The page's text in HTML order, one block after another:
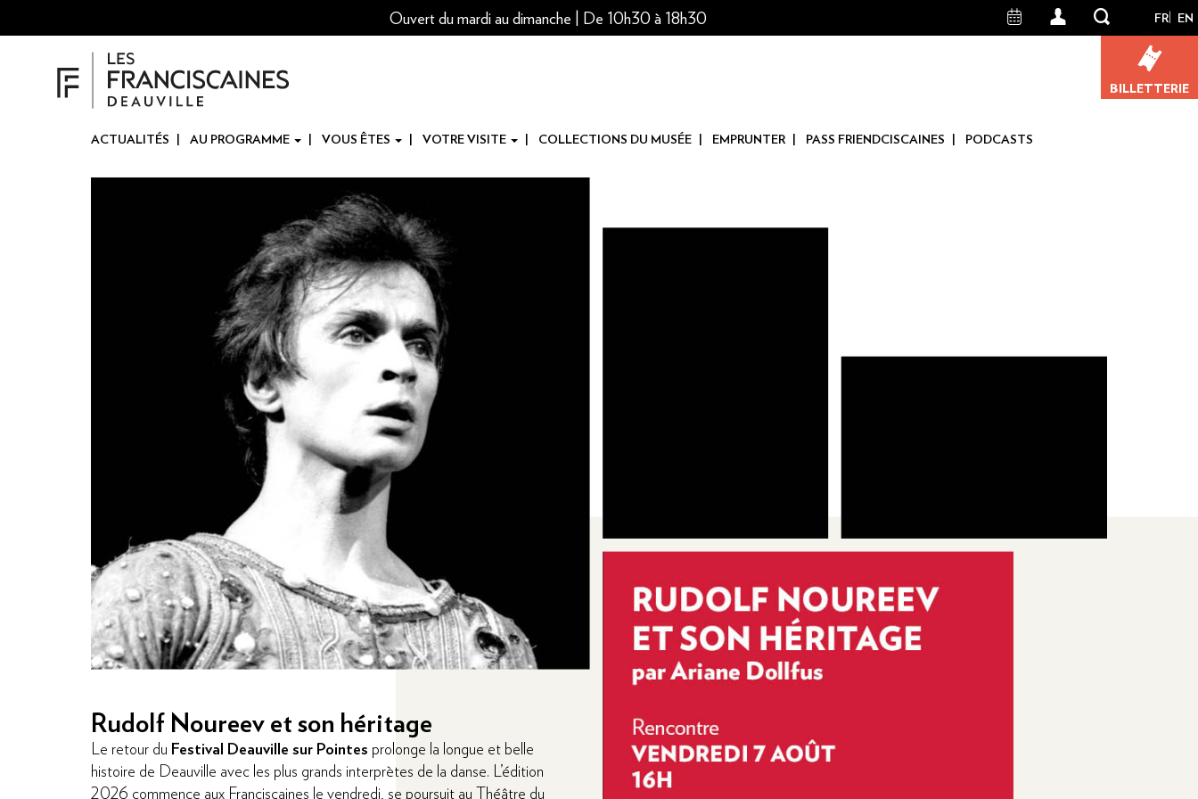
Ouvert du mardi au dimanche | De 10h30 à 18h30
User
menu
FR EN
BILLETTERIE
ACTUALITÉS AU PROGRAMME VOUS ÊTES VOTRE VISITE COLLECTIONS DU MUSÉE EMPRUNTER PASS FRIENDCISCAINES PODCASTS
Bartabas
Fondateur du théâtre équestre Zingaro,Bartabas, avec son premier roman,
nous plonge dans le monde des saltimbanques. Au cœur des années 70, une
jeune fille avec son âne, fuit la violence des hommes. Elle se réfugie à Paris, puis